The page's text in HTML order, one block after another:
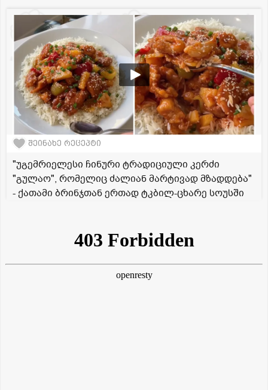
შეინახე რეცეპტი
"უგემრიელესი ჩინური ტრადიციული კერძი
"გულაო", რომელიც ძალიან მარტივად მზადდება"
- ქათამი ბრინჯთან ერთად ტკბილ-ცხარე სოუსში